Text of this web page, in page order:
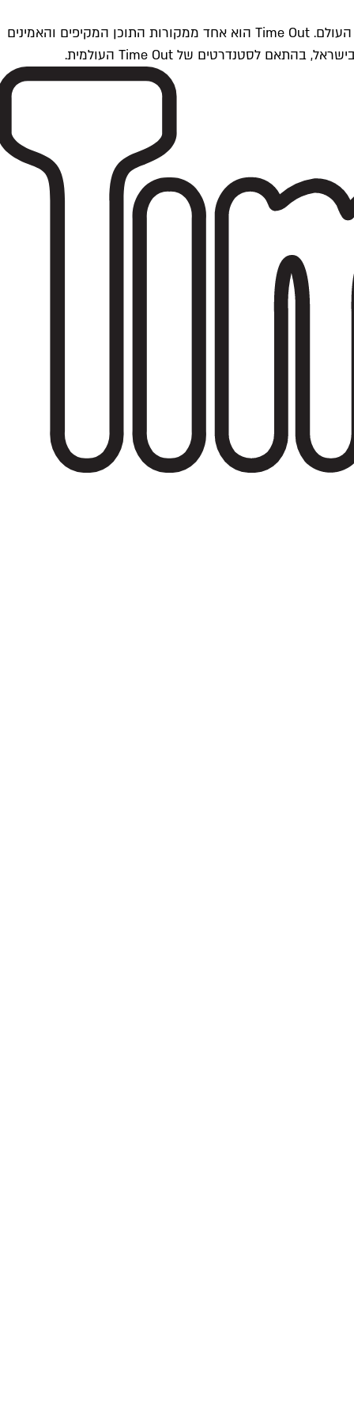
Time Outתל אביב הוא חלק מרשת Time Out Global — רשת מדיה בינלאומית הפועלת ב-360 ערים מרכזיות וב-60 מדינות ברחבי העולם. Time Out הוא אחד ממקורות התוכן המקיפים והאמינים